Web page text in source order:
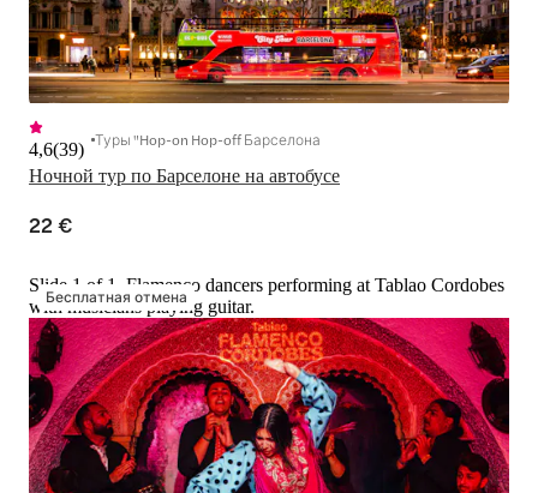
Ночной тур по Барселоне на автобусе
4,6(39) Туры "Hop-on Hop-off Барселона
22 €
Бесплатная отмена
Slide 1 of 1, Flamenco dancers performing at Tablao Cordobes
with musicians playing guitar.